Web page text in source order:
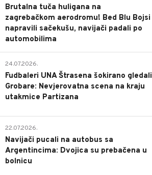
Brutalna tuča huligana na
zagrebačkom aerodromu! Bed Blu Bojsi
napravili sačekušu, navijači padali po
automobilima
24.07.2026.
Fudbaleri UNA Štrasena šokirano gledali
Grobare: Nevjerovatna scena na kraju
utakmice Partizana
22.07.2026.
Navijači pucali na autobus sa
Argentincima: Dvojica su prebačena u
bolnicu